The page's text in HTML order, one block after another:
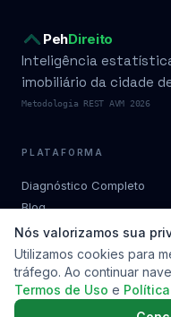
PehDireito
Inteligência
imobiliário da cidade
Metodologia REST AVM 2026
PLATAFORMA
Diagnóstico Completo
Blog
Condomínios por bairro
Planos
Metodologia
Soluções
Nós valorizamos sua
Utilizamos cookies para
tráfego. Ao continuar
Termos de Uso e